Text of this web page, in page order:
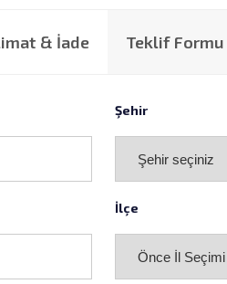
& İade Teklif Formu
Şehir
İlçe